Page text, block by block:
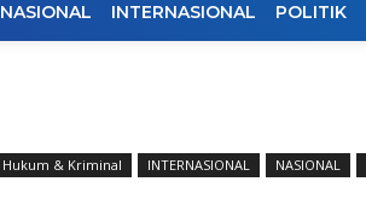
NASIONAL INTERNASIONAL POLITIK
Hukum & Kriminal INTERNASIONAL NASIONAL